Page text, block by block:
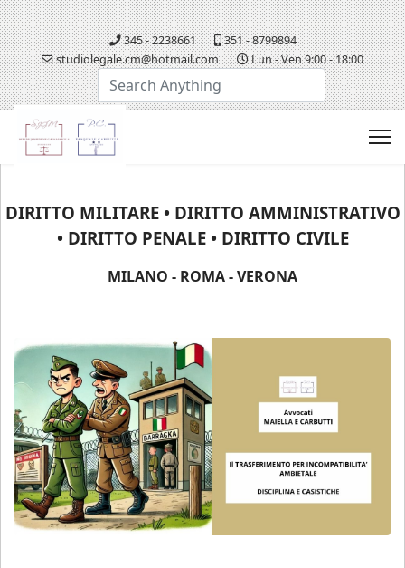
345 - 2238661
351 - 8799894
studiolegale.cm@hotmail.com
Lun - Ven 9:00 - 18:00
DIRITTO MILITARE • DIRITTO AMMINISTRATIVO
• DIRITTO PENALE • DIRITTO CIVILE
MILANO - ROMA - VERONA